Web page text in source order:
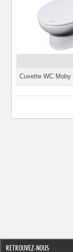
Cuvette WC Moby
RETROUVEZ-NOUS